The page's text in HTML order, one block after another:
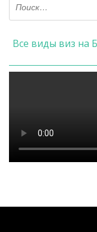
Все виды виз на